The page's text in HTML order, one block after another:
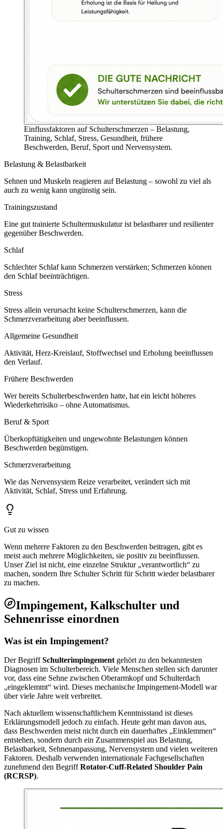
Einflussfaktoren auf Schulterschmerzen – Belastung,
Training, Schlaf, Stress, Gesundheit, frühere
Beschwerden, Beruf, Sport und Nervensystem.
Belastung & Belastbarkeit
Sehnen und Muskeln reagieren auf Belastung – sowohl zu viel als
auch zu wenig kann ungünstig sein.
Trainingszustand
Eine gut trainierte Schultermuskulatur ist belastbarer und resilienter
gegenüber Beschwerden.
Schlaf
Schlechter Schlaf kann Schmerzen verstärken; Schmerzen können
den Schlaf beeinträchtigen.
Stress
Stress allein verursacht keine Schulterschmerzen, kann die
Schmerzverarbeitung aber beeinflussen.
Allgemeine Gesundheit
Aktivität, Herz-Kreislauf, Stoffwechsel und Erholung beeinflussen
den Verlauf.
Frühere Beschwerden
Wer bereits Schulterbeschwerden hatte, hat ein leicht höheres
Wiederkehrrisiko – ohne Automatismus.
Beruf & Sport
Überkopftätigkeiten und ungewohnte Belastungen können
Beschwerden begünstigen.
Schmerzverarbeitung
Wie das Nervensystem Reize verarbeitet, verändert sich mit
Aktivität, Schlaf, Stress und Erfahrung.
Gut zu wissen
Wenn mehrere Faktoren zu den Beschwerden beitragen, gibt es
meist auch mehrere Möglichkeiten, sie positiv zu beeinflussen.
Unser Ziel ist nicht, eine einzelne Struktur „verantwortlich“ zu
machen, sondern Ihre Schulter Schritt für Schritt wieder belastbarer
zu machen.
Impingement, Kalkschulter und
Sehnenrisse einordnen
Was ist ein Impingement?
Der BegriffSchulterimpingement gehört zu den bekanntesten
Diagnosen im Schulterbereich. Viele Menschen stellen sich darunter
vor, dass eine Sehne zwischen Oberarmkopf und Schulterdach
„eingeklemmt“ wird. Dieses mechanische Impingement-Modell war
über viele Jahre weit verbreitet.
Nach aktuellem wissenschaftlichem Kenntnisstand ist dieses
Erklärungsmodell jedoch zu einfach. Heute geht man davon aus,
dass Beschwerden meist nicht durch ein dauerhaftes „Einklemmen“
entstehen, sondern durch ein Zusammenspiel aus Belastung,
Belastbarkeit, Sehnenanpassung, Nervensystem und vielen weiteren
Faktoren. Deshalb verwenden internationale Fachgesellschaften
zunehmend den BegriffRotator-Cuff-Related Shoulder Pain
(RCRSP).